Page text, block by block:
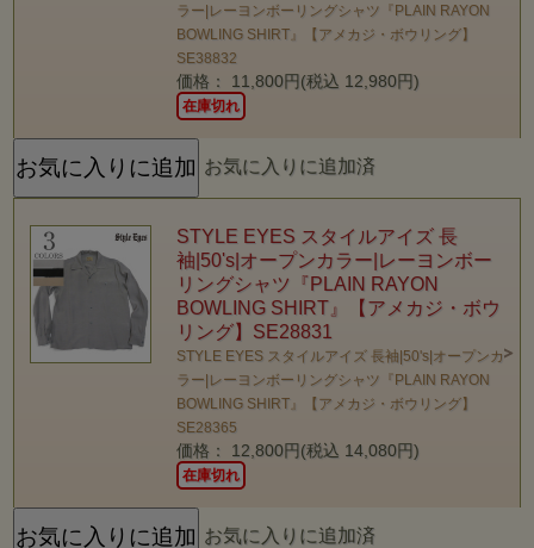
ラー|レーヨンボーリングシャツ『PLAIN RAYON
BOWLING SHIRT』【アメカジ・ボウリング】
SE38832
価格： 11,800円(税込 12,980円)
在庫切れ
お気に入りに追加済
STYLE EYES スタイルアイズ 長
袖|50's|オープンカラー|レーヨンボー
リングシャツ『PLAIN RAYON
BOWLING SHIRT』【アメカジ・ボウ
リング】SE28831
STYLE EYES スタイルアイズ 長袖|50's|オープンカ
ラー|レーヨンボーリングシャツ『PLAIN RAYON
BOWLING SHIRT』【アメカジ・ボウリング】
SE28365
価格： 12,800円(税込 14,080円)
在庫切れ
お気に入りに追加済